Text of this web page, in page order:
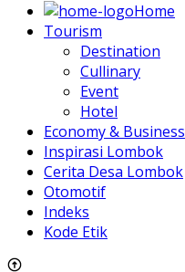
Home
Tourism
Destination
Cullinary
Event
Hotel
Economy & Business
Inspirasi Lombok
Cerita Desa Lombok
Otomotif
Indeks
Kode Etik